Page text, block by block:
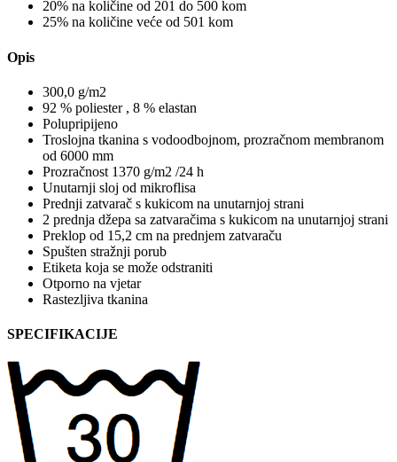
20% na količine od 201 do 500 kom
25% na količine veće od 501 kom
Opis
300,0 g/m2
92 % poliester , 8 % elastan
Polupripijeno
Troslojna tkanina s vodoodbojnom, prozračnom membranom
od 6000 mm
Prozračnost 1370 g/m2 /24 h
Unutarnji sloj od mikroflisa
Prednji zatvarač s kukicom na unutarnjoj strani
2 prednja džepa sa zatvaračima s kukicom na unutarnjoj strani
Preklop od 15,2 cm na prednjem zatvaraču
Spušten stražnji porub
Etiketa koja se može odstraniti
Otporno na vjetar
Rastezljiva tkanina
SPECIFIKACIJE